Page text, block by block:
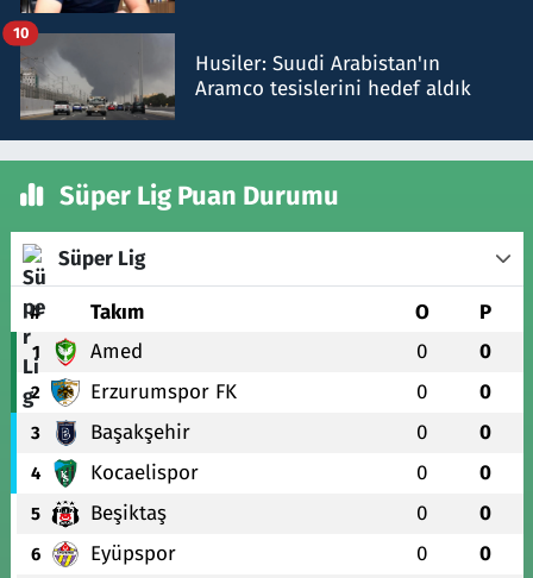
Husiler: Suudi Arabistan'ın
Aramco tesislerini hedef aldık
10
Süper Lig Puan Durumu
Süper Lig
# Takım O P
1 Amed 0 0
2 Erzurumspor FK 0 0
3 Başakşehir 0 0
4 Kocaelispor 0 0
5 Beşiktaş 0 0
6 Eyüpspor 0 0